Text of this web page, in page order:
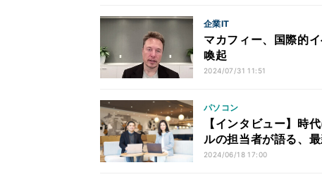
企業IT
マカフィー、国際的
喚起
2024/07/31 11:51
パソコン
【インタビュー】時
ルの担当者が語る、
2024/06/18 17:00